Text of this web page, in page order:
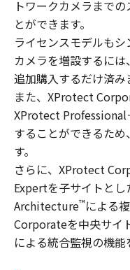
トワークカメラまで
とができます。
ライセンスモデルも
カメラを増設するに
追加購入するだけ済み
また、XProtect
XProtect Professional
することができるた
す。
さらに、XProtect
Expertを子サイトと
Architecture™による
Corporateを中央サ
による統合監視の機能